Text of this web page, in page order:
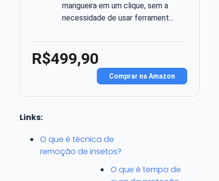
mangueira em um clique, sem a
necessidade de usar ferrament...
R$499,90
Comprar na Amazon
Links:
O que é técnica de
remoção de insetos?
O que é tempo de